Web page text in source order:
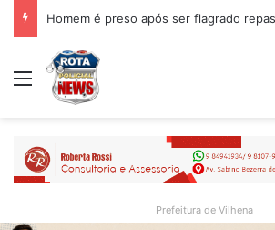
Menu
Prefeitura de Vilhena